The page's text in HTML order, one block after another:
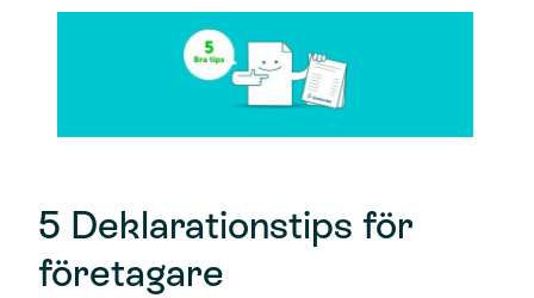
5 Deklarationstips för
företagare